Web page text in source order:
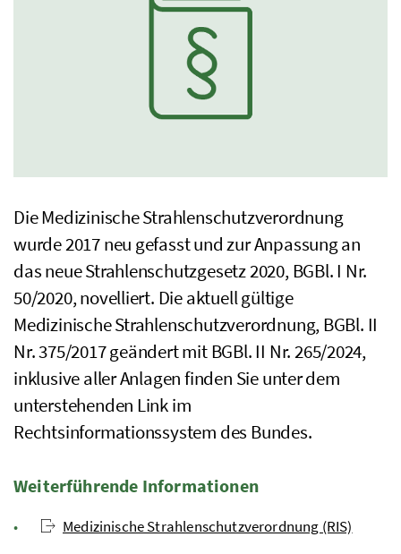
Die Medizinische Strahlenschutzverordnung
wurde 2017 neu gefasst und zur Anpassung an
das neue Strahlenschutzgesetz 2020,BGBl.I Nr.
50/2020, novelliert. Die aktuell gültige
Medizinische Strahlenschutzverordnung,BGBl. II
Nr.375/2017 geändert mitBGBl.II Nr.265/2024,
inklusive aller Anlagen finden Sie unter dem
unterstehenden Link im
Rechtsinformationssystem des Bundes.
Weiterführende Informationen
Medizinische Strahlenschutzverordnung (RIS)